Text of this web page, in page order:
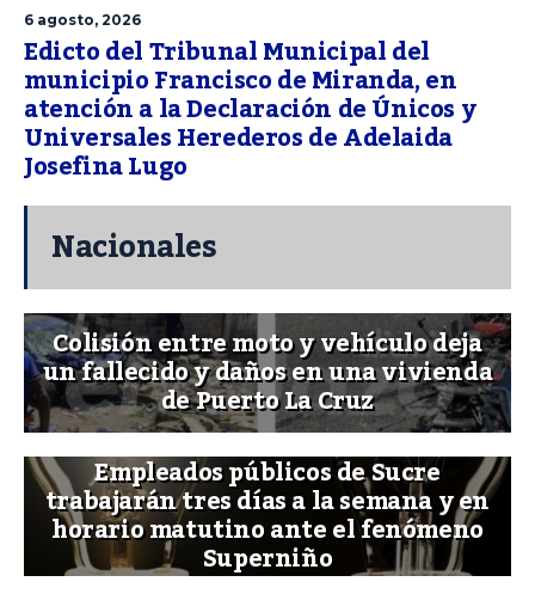
6 agosto, 2026
Edicto del Tribunal Municipal del
municipio Francisco de Miranda, en
atención a la Declaración de Únicos y
Universales Herederos de Adelaida
Josefina Lugo
Nacionales
Colisión entre moto y vehículo deja
un fallecido y daños en una vivienda
de Puerto La Cruz
Empleados públicos de Sucre
trabajarán tres días a la semana y en
horario matutino ante el fenómeno
Superniño